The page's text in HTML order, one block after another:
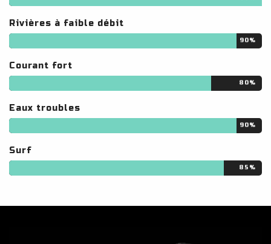
Rivières à faible débit
90%
Courant fort
80%
Eaux troubles
90%
Surf
85%